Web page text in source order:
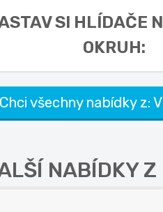
SI HLÍDAČE
OKRUH:
Chci všechny nabídky z:
NABÍDKY Z